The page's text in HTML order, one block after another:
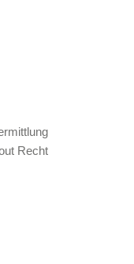
Recht